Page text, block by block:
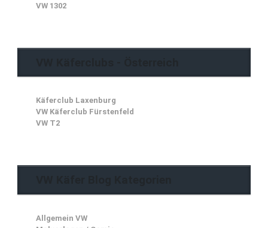
VW 1302
Käferclub Laxenburg
VW Käferclub Fürstenfeld
VW T2
Allgemein VW